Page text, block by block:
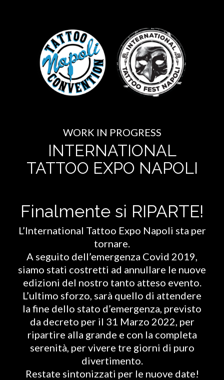
WORK IN PROGRESS
INTERNATIONAL
TATTOO EXPO NAPOLI
Finalmente si RIPARTE!
L’International Tattoo Expo Napoli sta per
tornare.
A seguito dell’emergenza Covid 2019,
siamo stati costretti ad annullare le nuove
edizioni del nostro tanto atteso evento.
L’ultimo sforzo, sarà quello di attendere
la fine dello stato d’emergenza, previsto
da decreto per il 31 Marzo 2022, per
ripartire alla grande e con la completa
serenità, per vivere tre giorni di puro
divertimento.
Restate sintonizzati per le nuove date!